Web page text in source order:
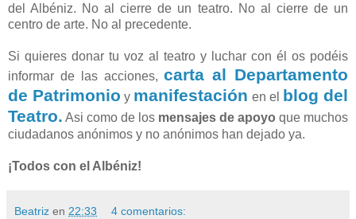
del Albéniz. No al cierre de un teatro. No al cierre de un
centro de arte. No al precedente.
Si quieres donar tu voz al teatro y luchar con él os podéis
informar de las acciones,carta al Departamento
de Patrimonio y manifestación en el blog del
Teatro. Asi como de los mensajes de apoyo que muchos
ciudadanos anónimos y no anónimos han dejado ya.
¡Todos con el Albéniz!
Beatriz en 22:33 4 comentarios: